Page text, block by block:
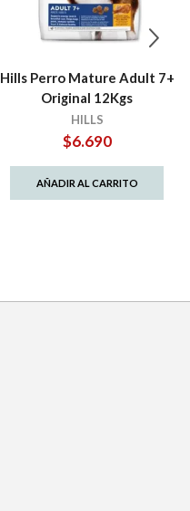
Hills Perro Mature Adult 7+
Original 12Kgs
HILLS
$6.690
AÑADIR AL CARRITO